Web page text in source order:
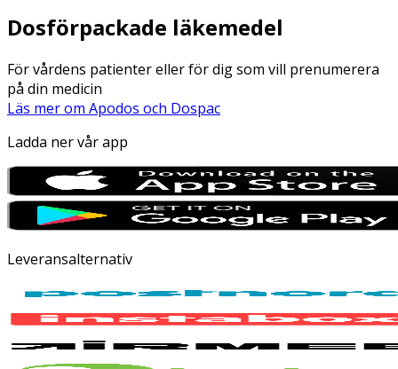
Dosförpackade läkemedel
För vårdens patienter eller för dig som vill prenumerera
på din medicin
Läs mer om Apodos och Dospac
Ladda ner vår app
Leveransalternativ